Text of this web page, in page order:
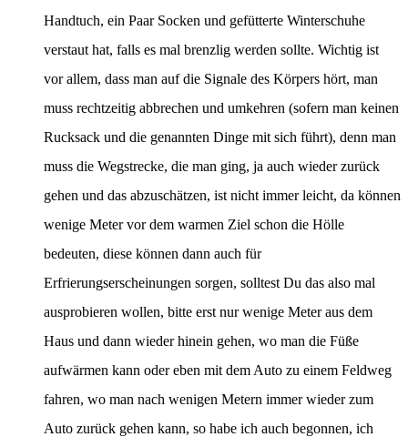
Handtuch, ein Paar Socken und gefütterte Winterschuhe
verstaut hat, falls es mal brenzlig werden sollte. Wichtig ist
vor allem, dass man auf die Signale des Körpers hört, man
muss rechtzeitig abbrechen und umkehren (sofern man keinen
Rucksack und die genannten Dinge mit sich führt), denn man
muss die Wegstrecke, die man ging, ja auch wieder zurück
gehen und das abzuschätzen, ist nicht immer leicht, da können
wenige Meter vor dem warmen Ziel schon die Hölle
bedeuten, diese können dann auch für
Erfrierungserscheinungen sorgen, solltest Du das also mal
ausprobieren wollen, bitte erst nur wenige Meter aus dem
Haus und dann wieder hinein gehen, wo man die Füße
aufwärmen kann oder eben mit dem Auto zu einem Feldweg
fahren, wo man nach wenigen Metern immer wieder zum
Auto zurück gehen kann, so habe ich auch begonnen, ich